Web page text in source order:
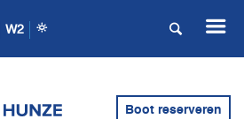
W2
Boot reserveren